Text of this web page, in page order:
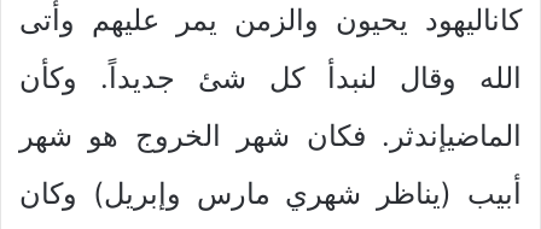
كاناليهود يحيون والزمن يمر عليهم وأتى
الله وقال لنبدأ كل شئ جديداً. وكأن
الماضيإندثر. فكان شهر الخروج هو شهر
أبيب (يناظر شهري مارس وإبريل) وكان